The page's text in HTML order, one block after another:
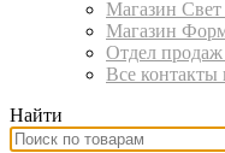
Магазин Свет
Магазин
Отдел
Все контакты
Найти